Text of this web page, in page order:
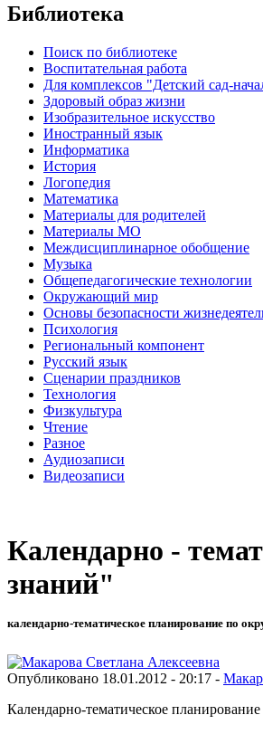
Библиотека
Поиск по библиотеке
Воспитательная работа
Для комплексов "Детский сад-
Здоровый образ жизни
Изобразительное искусство
Иностранный язык
Информатика
История
Логопедия
Математика
Материалы для родителей
Материалы МО
Междисциплинарное обобщение
Музыка
Общепедагогические технологии
Окружающий мир
Основы безопасности
Психология
Региональный компонент
Русский язык
Сценарии праздников
Технология
Физкультура
Чтение
Разное
Аудиозаписи
Видеозаписи
Календарно -
знаний"
календарно-тематическое планирование по
Опубликовано 18.01.2012 - 20:17 -
Календарно-тематическое